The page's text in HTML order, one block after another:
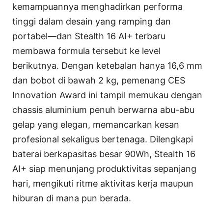
kemampuannya menghadirkan performa
tinggi dalam desain yang ramping dan
portabel—dan Stealth 16 AI+ terbaru
membawa formula tersebut ke level
berikutnya. Dengan ketebalan hanya 16,6 mm
dan bobot di bawah 2 kg, pemenang CES
Innovation Award ini tampil memukau dengan
chassis aluminium penuh berwarna abu-abu
gelap yang elegan, memancarkan kesan
profesional sekaligus bertenaga. Dilengkapi
baterai berkapasitas besar 90Wh, Stealth 16
AI+ siap menunjang produktivitas sepanjang
hari, mengikuti ritme aktivitas kerja maupun
hiburan di mana pun berada.